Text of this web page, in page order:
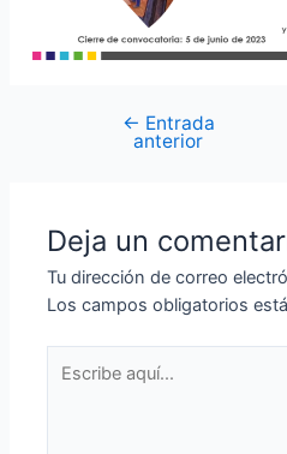
← Entrada
anterior
Deja un
Tu dirección de correo
Los campos obligatorios